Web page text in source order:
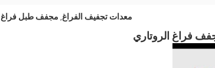
معدات تجفيف الفراغ, مجفف طبل فراغ
فراغ الروتاري